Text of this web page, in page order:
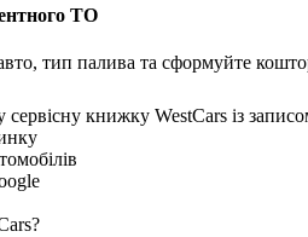
ТО
тип палива та сформуйте
книжку WestCars із